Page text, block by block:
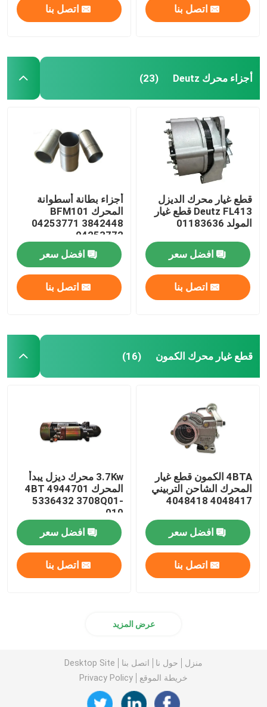
اتصل بنا اتصل بنا
أجزاء محرك Deutz (23)
قطع غيار محرك الديزل
Deutz FL413 قطع غيار
المولد 01183636
افضل سعر
اتصل بنا
أجزاء بطانة أسطوانة
المحرك BFM101
04253771 3842448
04253772
افضل سعر
اتصل بنا
قطع غيار محرك الكمون (16)
4BTA الكمون قطع غيار
المحرك الشاحن التربيني
4048417 4048418
افضل سعر
اتصل بنا
3.7Kw محرك ديزل يبدأ
المحرك 4BT 4944701
5336432 3708Q01-
010
افضل سعر
اتصل بنا
عرض المزيد
منزل حول نا اتصل بنا
Desktop Site
خريطة الموقع
Privacy Policy